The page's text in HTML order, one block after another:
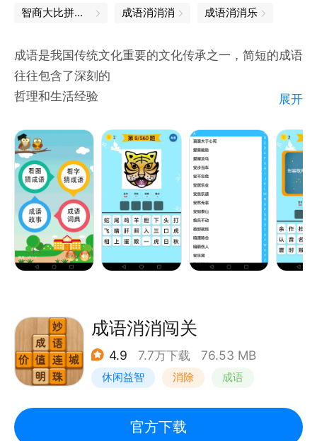
智商大比拼，益智问答游戏等你挑战 成语消消消 成语消消乐
成语是我国传统文化重要的文化传承之一，简短的成语
往往包含了深刻的
哲理和生活经验
一、看图猜成语，入门级的成语学习，根据图片表达的
意思猜出符合其含义的成语，
看图知意，学习成语的同时还能发散思维；
二、看字猜成语，根据黑板上文字所表达的意思猜成
语；
三、成语词典，数万个成语词组，可根据关键字查询成
语的解释和含义；
加深对成语的记忆，同时也能更好的理解成语的含义；
五、成语接龙，成语首尾接龙，考验孩子的成语量；
五、成语消除，根据成语释义提示消除四字成语；
展开
成语消消闯关
4.9 7.7万下载 76.53 MB
休闲益智 消除 成语
官方下载